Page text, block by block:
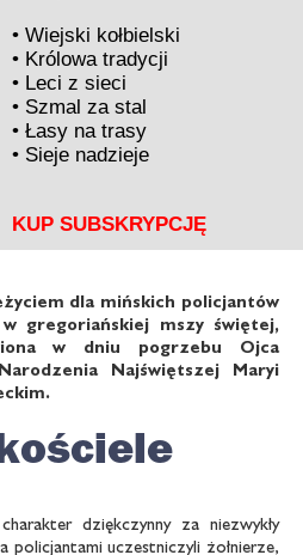
•Wiejski kołbielski
• Królowa tradycji
• Leci z sieci
• Szmal za stal
•Łasy na trasy
• Sieje nadzieje
KUP SUBSKRYPCJĘ
dla mińskich policjantów
gregoriańskiej mszy świętej,
w dniu pogrzebu Ojca
Najświętszej Maryi
dziękczynny za niezwykły
policjantami uczestniczyli żołnierze,